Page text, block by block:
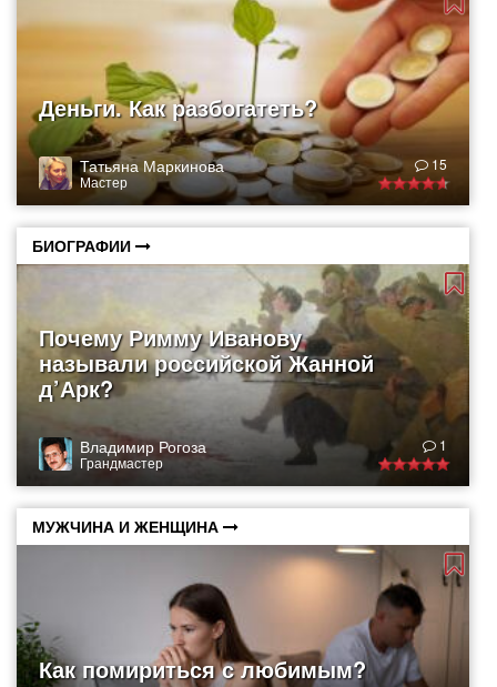
Деньги. Как разбогатеть?
Татьяна Маркинова
Мастер
15
БИОГРАФИИ
Почему Римму Иванову
называли российской Жанной
д’Арк?
Владимир Рогоза
Грандмастер
1
МУЖЧИНА И ЖЕНЩИНА
Как помириться с любимым?